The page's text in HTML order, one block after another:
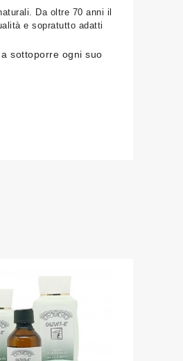
Da oltre 70 anni il
e sopratutto adatti
sottoporre ogni suo